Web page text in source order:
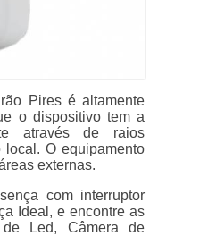
Pires é altamente
o dispositivo tem a
através de raios
local. O equipamento
externas.
com interruptor
Ideal, e encontre as
de Led, Câmera de